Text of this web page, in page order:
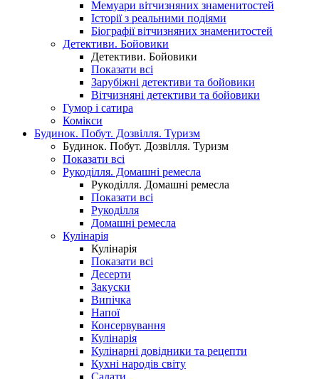
Мемуари вітчизняних знаменитостей
Історії з реальними подіями
Біографії вітчизняних знаменитостей
Детективи. Бойовики
Детективи. Бойовики
Показати всі
Зарубіжні детективи та бойовики
Вітчизняні детективи та бойовики
Гумор і сатира
Комікси
Будинок. Побут. Дозвілля. Туризм
Будинок. Побут. Дозвілля. Туризм
Показати всі
Рукоділля. Домашні ремесла
Рукоділля. Домашні ремесла
Показати всі
Рукоділля
Домашні ремесла
Кулінарія
Кулінарія
Показати всі
Десерти
Закуски
Випічка
Напої
Консервування
Кулінарія
Кулінарні довідники та рецепти
Кухні народів світу
Салати